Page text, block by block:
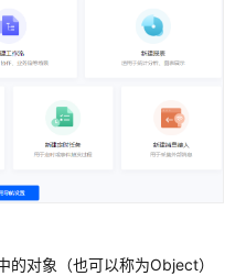
的对象（也可以称为Object）